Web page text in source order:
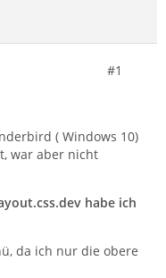
#1
( Windows 10)
war aber nicht
habe ich
da ich nur die obere